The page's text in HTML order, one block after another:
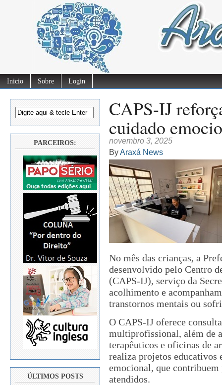
Inicio Sobre Login
PARCEIROS:
ÚLTIMOS POSTS
CAPS-IJ
cuidado
novembro 3, 2025
ByAraxá News
No mês das crianças, a
desenvolvido pelo Centro
(CAPS-IJ), serviço da
acolhimento e
transtornos mentais ou
O CAPS-IJ oferece
multiprofissional, além de
terapêuticos e oficinas de
realiza projetos educativos
emocional, que
atendidos.